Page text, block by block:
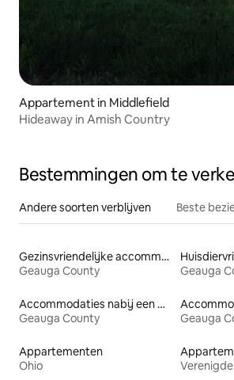
Appartement in Middlefield
Hideaway in Amish Country
Bestemmingen om te
Andere soorten verblijven Beste
Gezinsvriendelijke accommodaties
Geauga County
Geauga
Accommodaties nabij een meer
Geauga County
Geauga
Appartementen
Ohio